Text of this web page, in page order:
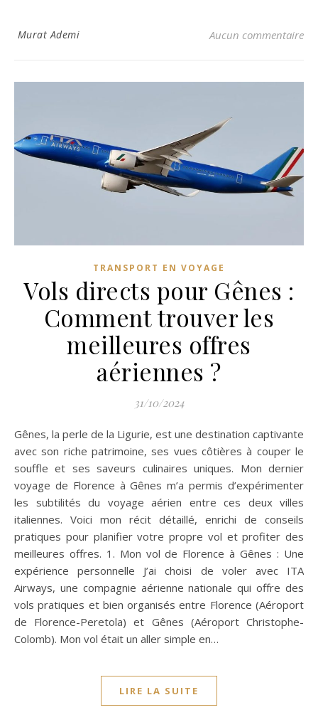
Murat Ademi Aucun commentaire
TRANSPORT EN VOYAGE
Vols directs pour Gênes :
Comment trouver les
meilleures offres
aériennes ?
31/10/2024
Gênes, la perle de la Ligurie, est une destination captivante
avec son riche patrimoine, ses vues côtières à couper le
souffle et ses saveurs culinaires uniques. Mon dernier
voyage de Florence à Gênes m’a permis d’expérimenter
les subtilités du voyage aérien entre ces deux villes
italiennes. Voici mon récit détaillé, enrichi de conseils
pratiques pour planifier votre propre vol et profiter des
meilleures offres. 1. Mon vol de Florence à Gênes : Une
expérience personnelle J’ai choisi de voler avec ITA
Airways, une compagnie aérienne nationale qui offre des
vols pratiques et bien organisés entre Florence (Aéroport
de Florence-Peretola) et Gênes (Aéroport Christophe-
Colomb). Mon vol était un aller simple en…
LIRE LA SUITE